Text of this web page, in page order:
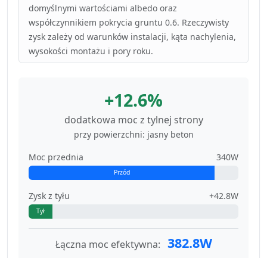
domyślnymi wartościami albedo oraz
współczynnikiem pokrycia gruntu 0.6. Rzeczywisty
zysk zależy od warunków instalacji, kąta nachylenia,
wysokości montażu i pory roku.
+12.6%
dodatkowa moc z tylnej strony
przy powierzchni: jasny beton
Moc przednia
340W
Przód
Zysk z tyłu +42.8W
Tył
Łączna moc efektywna: 382.8W